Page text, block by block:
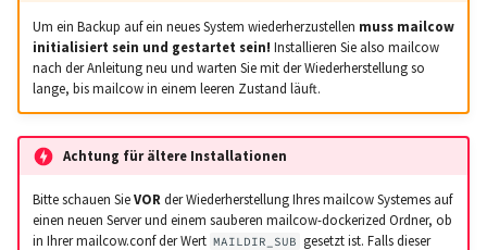
Um ein Backup auf ein neues System wiederherzustellen muss mailcow
initialisiert sein und gestartet sein! Installieren Sie also mailcow
nach der Anleitung neu und warten Sie mit der Wiederherstellung so
lange, bis mailcow in einem leeren Zustand läuft.
Achtung für ältere Installationen
Bitte schauen SieVOR der Wiederherstellung Ihres mailcow Systemes auf
einen neuen Server und einem sauberen mailcow-dockerized Ordner, ob
in Ihrer mailcow.conf der Wert MAILDIR_SUB gesetzt ist. Falls dieser